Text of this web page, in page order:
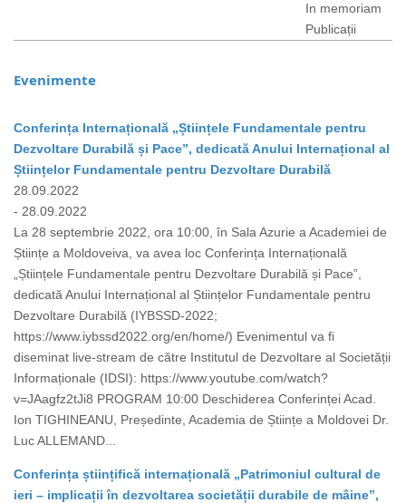
In memoriam
Publicații
Evenimente
Conferința Internațională „Științele Fundamentale pentru
Dezvoltare Durabilă și Pace”, dedicată Anului Internațional al
Științelor Fundamentale pentru Dezvoltare Durabilă
28.09.2022
- 28.09.2022
La 28 septembrie 2022, ora 10:00, în Sala Azurie a Academiei de
Științe a Moldoveiva, va avea loc Conferința Internațională
„Științele Fundamentale pentru Dezvoltare Durabilă și Pace”,
dedicată Anului Internațional al Științelor Fundamentale pentru
Dezvoltare Durabilă (IYBSSD-2022;
https://www.iybssd2022.org/en/home/) Evenimentul va fi
diseminat live-stream de către Institutul de Dezvoltare al Societății
Informaționale (IDSI): https://www.youtube.com/watch?
v=JAagfz2tJi8 PROGRAM 10:00 Deschiderea Conferinței Acad.
Ion TIGHINEANU, Președinte, Academia de Științe a Moldovei Dr.
Luc ALLEMAND...
Conferința științifică internațională „Patrimoniul cultural de
ieri – implicații în dezvoltarea societății durabile de mâine”,